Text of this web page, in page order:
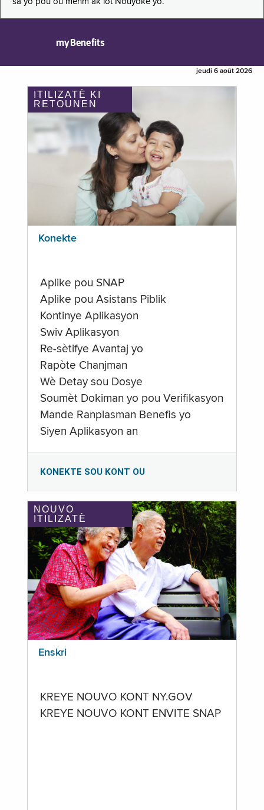
myBenefits
jeudi 6 août 2026
ITILIZATÈ KI
RETOUNEN
Konekte
Aplike pou SNAP
Aplike pou Asistans Piblik
Kontinye Aplikasyon
Swiv Aplikasyon
Re-sètifye Avantaj yo
Rapòte Chanjman
Wè Detay sou Dosye
Soumèt Dokiman yo pou Verifikasyon
Mande Ranplasman Benefis yo
Siyen Aplikasyon an
KONEKTE SOU KONT OU
NOUVO
ITILIZATÈ
Enskri
KREYE NOUVO KONT NY.GOV
KREYE NOUVO KONT ENVITE SNAP